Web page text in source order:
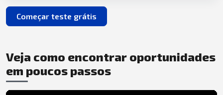
Começar teste grátis
Veja como encontrar oportunidades
em poucos passos